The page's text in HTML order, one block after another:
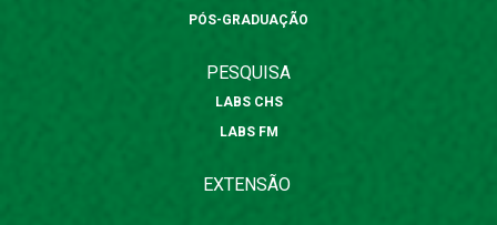
PÓS-GRADUAÇÃO
PESQUISA
LABS CHS
LABS FM
EXTENSÃO